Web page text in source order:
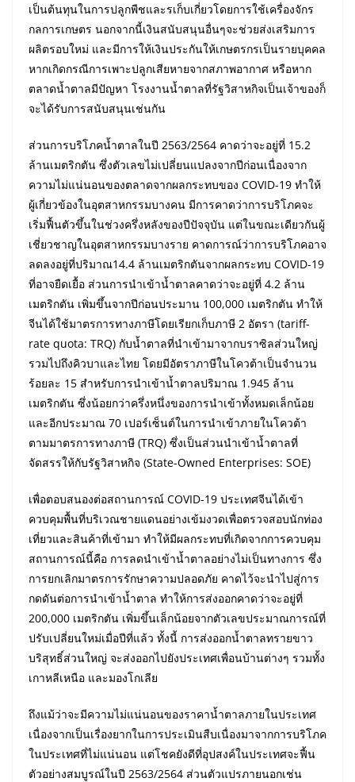
เป็นต้นทุนในการปลูกพืชและรเก็บเกี่ยวโดยการใช้เครื่องจักร
กลการเกษตร นอกจากนี้เงินสนับสนุนอื่นๆจะช่วยส่งเสริมการ
ผลิตรอบใหม่ และมีการให้เงินประกันให้เกษตรกรเป็นรายบุคคล
หากเกิดกรณีการเพาะปลูกเสียหายจากสภาพอากาศ หรือหาก
ตลาดน้ำตาลมีปัญหา โรงงานน้ำตาลที่รัฐวิสาหกิจเป็นเจ้าของก็
จะได้รับการสนับสนุนเช่นกัน
ส่วนการบริโภคน้ำตาลในปี 2563/2564 คาดว่าจะอยู่ที่ 15.2
ล้านเมตริกตัน ซึ่งตัวเลขไม่เปลี่ยนแปลงจากปีก่อนเนื่องจาก
ความไม่แน่นอนของตลาดจากผลกระทบของ COVID-19 ทำให้
ผู้เกี่ยวข้องในอุตสาหกรรมบางคน มีการคาดว่าการบริโภคจะ
เริ่มฟื้นตัวขึ้นในช่วงครึ่งหลังของปีปัจจุบัน แต่ในขณะเดียวกันผู้
เชี่ยวชาญในอุตสาหกรรมบางราย คาดการณ์ว่าการบริโภคอาจ
ลดลงอยู่ที่ปริมาณ14.4 ล้านเมตริกตันจากผลกระทบ COVID-19
ที่อาจยืดเยื้อ ส่วนการนำเข้าน้ำตาลคาดว่าจะอยู่ที่ 4.2 ล้าน
เมตริกตัน เพิ่มขึ้นจากปีก่อนประมาน 100,000 เมตริกตัน ทำให้
จีนได้ใช้มาตรการทางภาษีโดยเรียกเก็บภาษี 2 อัตรา (tariff-
rate quota: TRQ) กับน้ำตาลที่นำเข้ามาจากบราซิลส่วนใหญ่
รวมไปถึงคิวบาและไทย โดยมีอัตราภาษีในโควต้าเป็นจำนวน
ร้อยละ 15 สำหรับการนำเข้าน้ำตาลปริมาณ 1.945 ล้าน
เมตริกตัน ซึ่งน้อยกว่าครึ่งหนึ่งของการนำเข้าทั้งหมดเล็กน้อย
และอีกประมาณ 70 เปอร์เซ็นต์ในการนำเข้าภายในโควต้า
ตามมาตรการทางภาษี (TRQ) ซึ่งเป็นส่วนนำเข้าน้ำตาลที่
จัดสรรให้กับรัฐวิสาหกิจ (State-Owned Enterprises: SOE)
เพื่อตอบสนองต่อสถานการณ์ COVID-19 ประเทศจีนได้เข้า
ควบคุมพื้นที่บริเวณชายแดนอย่างเข้มงวดเพื่อตรวจสอบนักท่อง
เที่ยวและสินค้าที่เข้ามา ทำให้มีผลกระทบที่เกิดจากการควบคุม
สถานการณ์นี้คือ การลดนำเข้าน้ำตาลอย่างไม่เป็นทางการ ซึ่ง
การยกเลิกมาตรการรักษาความปลอดภัย คาดไว้จะนำไปสู่การ
กดดันต่อการนำเข้าน้ำตาล ทำให้การส่งออกคาดว่าจะอยู่ที่
200,000 เมตริกตัน เพิ่มขึ้นเล็กน้อยจากตัวเลขประมาณการณ์ที่
ปรับเปลี่ยนใหม่เมื่อปีที่แล้ว ทั้งนี้ การส่งออกน้ำตาลทรายขาว
บริสุทธิ์ส่วนใหญ่ จะส่งออกไปยังประเทศเพื่อนบ้านต่างๆ รวมทั้ง
เกาหลีเหนือ และมองโกเลีย
ถึงแม้ว่าจะมีความไม่แน่นอนของราคาน้ำตาลภายในประเทศ
เนื่องจากเป็นเรื่องยากในการประเมินสืบเนื่องมาจากการบริโภค
ในประเทศที่ไม่แน่นอน แต่โชคยังดีที่อุปสงค์ในประเทศจะฟื้น
ตัวอย่างสมบูรณ์ในปี 2563/2564 ส่วนตัวแปรภายนอกเช่น